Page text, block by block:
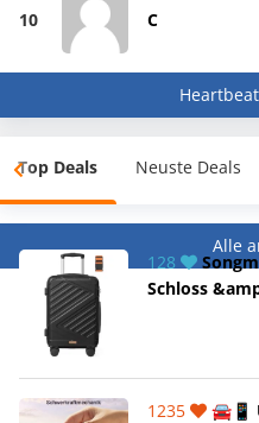
10 C
Top Deals Neuste Deals
Alle
128
Schloss
1235
🚘📱